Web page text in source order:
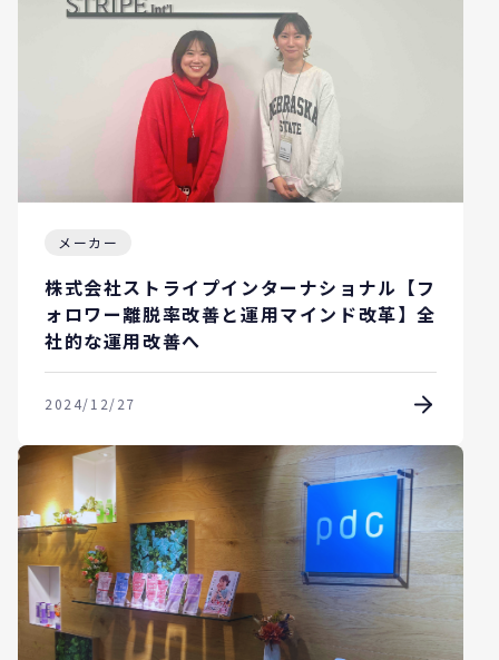
メーカー
株式会社ストライプインターナショナル【フ
ォロワー離脱率改善と運用マインド改革】全
社的な運用改善へ
2024/12/27